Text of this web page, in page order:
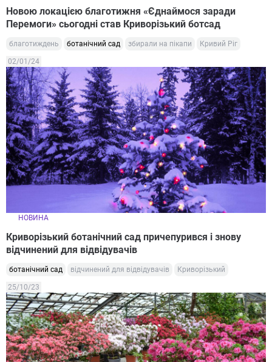
Новою локацією благотижня «Єднаймося заради
Перемоги» сьогодні став Криворізький ботсад
благотиждень ботанічний сад збирали на пікапи Кривий Ріг
02/01/24
НОВИНА
Криворізький ботанічний сад причепурився і знову
відчинений для відвідувачів
ботанічний сад відчинений для відвідувачів Криворізький
25/10/23